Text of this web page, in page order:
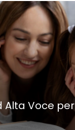
Alta Voce per